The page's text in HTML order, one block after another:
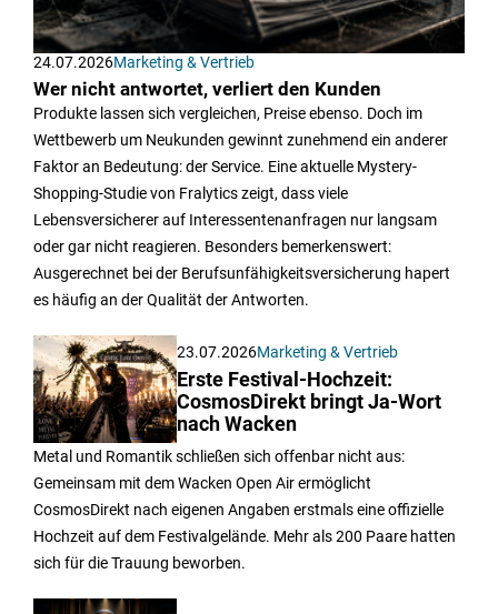
24.07.2026Marketing & Vertrieb
Wer nicht antwortet, verliert den Kunden
Produkte lassen sich vergleichen, Preise ebenso. Doch im
Wettbewerb um Neukunden gewinnt zunehmend ein anderer
Faktor an Bedeutung: der Service. Eine aktuelle Mystery-
Shopping-Studie von Fralytics zeigt, dass viele
Lebensversicherer auf Interessentenanfragen nur langsam
oder gar nicht reagieren. Besonders bemerkenswert:
Ausgerechnet bei der Berufsunfähigkeitsversicherung hapert
es häufig an der Qualität der Antworten.
23.07.2026Marketing & Vertrieb
Erste Festival-Hochzeit:
CosmosDirekt bringt Ja-Wort
nach Wacken
Metal und Romantik schließen sich offenbar nicht aus:
Gemeinsam mit dem Wacken Open Air ermöglicht
CosmosDirekt nach eigenen Angaben erstmals eine offizielle
Hochzeit auf dem Festivalgelände. Mehr als 200 Paare hatten
sich für die Trauung beworben.